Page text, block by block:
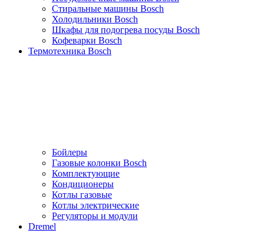
Стиральные машины Bosch
Холодильники Bosch
Шкафы для подогрева посуды Bosch
Кофеварки Bosch
Термотехника Bosch
Бойлеры
Газовые колонки Bosch
Комплектующие
Кондиционеры
Котлы газовые
Котлы электрические
Регуляторы и модули
Dremel